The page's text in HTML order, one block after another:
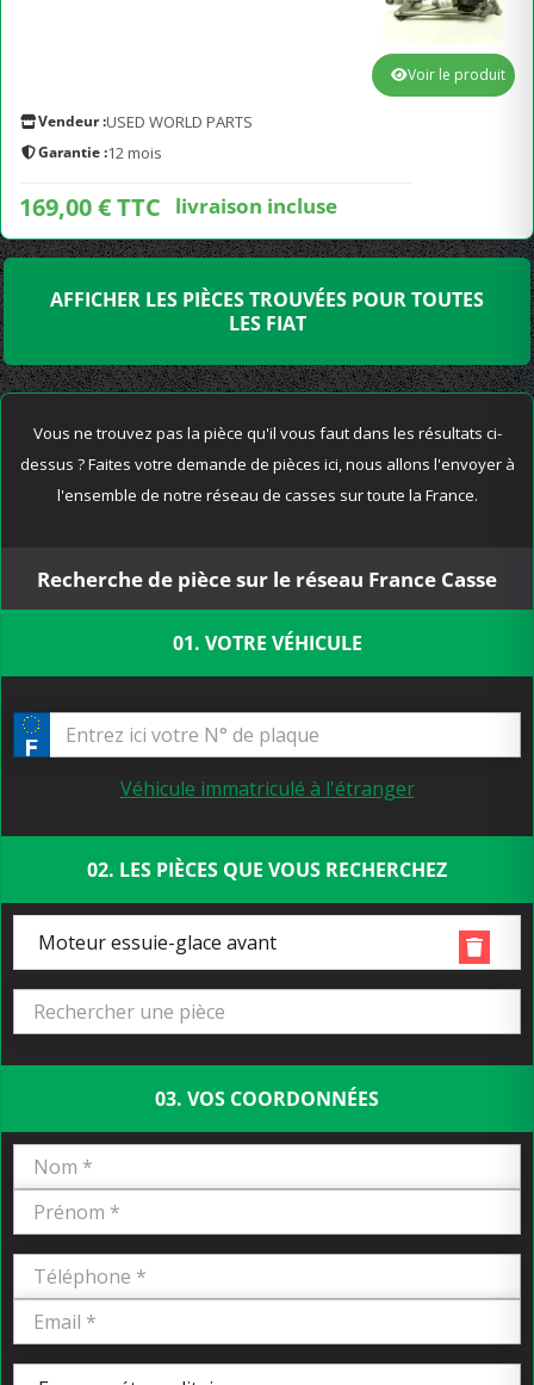
Vendeur :USED WORLD PARTS
Garantie :12 mois
169,00 € TTC livraison incluse
Voir le produit
AFFICHER LES PIÈCES TROUVÉES POUR TOUTES
LES FIAT
Vous ne trouvez pas la pièce qu'il vous faut dans les résultats ci-
dessus ? Faites votre demande de pièces ici, nous allons l'envoyer à
l'ensemble de notre réseau de casses sur toute la France.
Recherche de pièce sur le réseau France Casse
01. VOTRE VÉHICULE
Véhicule immatriculé à l'étranger
02. LES PIÈCES QUE VOUS RECHERCHEZ
Moteur essuie-glace avant
03. VOS COORDONNÉES